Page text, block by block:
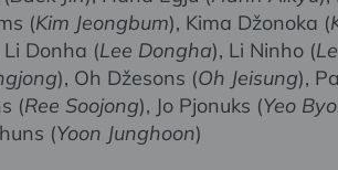
(Kim Jeongbum), Kima Džonoka (
Li Donha (Lee Dongha), Li Ninho (
), Oh Džesons (Oh Jeisung),
(Ree Soojong), Jo Pjonuks (Yeo
(Yoon Junghoon)